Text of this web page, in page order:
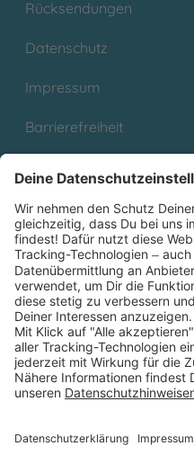
Rücksendungen
Datenschutz
Impressum
Barrierefreiheit
Partnerprogramm
Folge uns auf
* Versandkostenfrei ab
Deutschlands
** Lieferzeit 1-3
Thienemann-Esslinger Verlag